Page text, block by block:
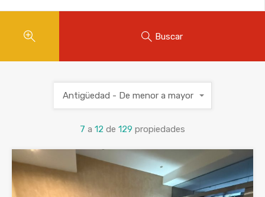
Buscar
7 a 12 de 129 propiedades
Antigüedad - De menor a mayor